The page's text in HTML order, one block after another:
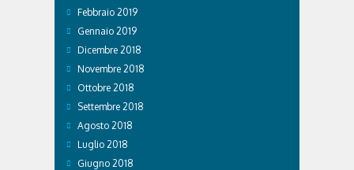
Febbraio 2019
Gennaio 2019
Dicembre 2018
Novembre 2018
Ottobre 2018
Settembre 2018
Agosto 2018
Luglio 2018
Giugno 2018